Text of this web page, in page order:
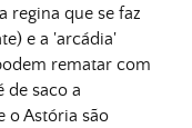
regina que se faz
e a 'arcádia'
rematar com
de saco a
o Astória são